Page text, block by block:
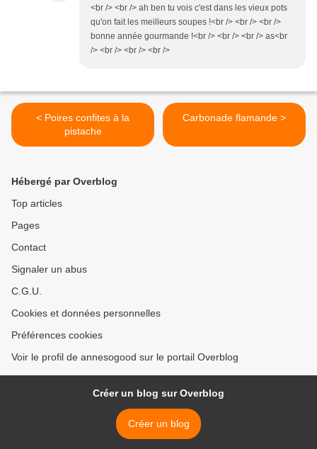
<br /> <br /> ah ben tu vois c'est dans les vieux pots
qu'on fait les meilleurs soupes !<br /> <br /> <br />
bonne année gourmande !<br /> <br /> <br /> as<br
/> <br /> <br /> <br />
< Poires confites à la
pistache
Carbonade flamande >
Hébergé par Overblog
Top articles
Pages
Contact
Signaler un abus
C.G.U.
Cookies et données personnelles
Préférences cookies
Voir le profil de annesogood sur le portail Overblog
Créer un blog sur Overblog
Créer un blog